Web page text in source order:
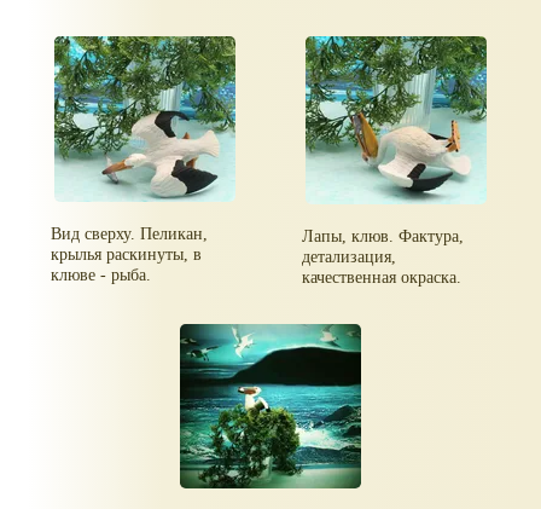
Вид сверху. Пеликан,
крылья раскинуты, в
клюве - рыба.
Лапы, клюв. Фактура,
детализация,
качественная окраска.